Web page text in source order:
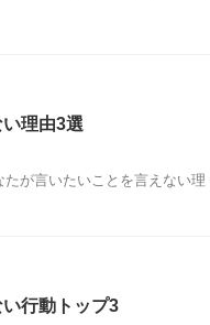
理由3選
が言いたいことを言えない理
い行動トップ3